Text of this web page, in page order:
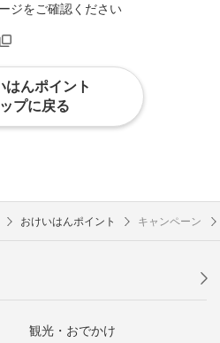
ジをご確認ください
はんポイント
ップに戻る
おけいはんポイント キャンペーン
観光・おでかけ